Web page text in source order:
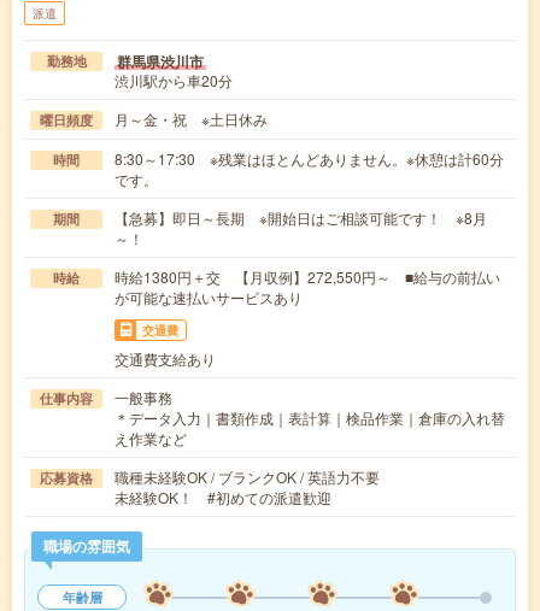
派遣
勤務地 群馬県渋川市
渋川駅から車20分
曜日頻度 月～金・祝 ※土日休み
時間
8:30～17:30 ※残業はほとんどありません。※休憩は計60分
です。
期間
【急募】即日～長期 ※開始日はご相談可能です！ ※8月
～！
時給
時給1380円＋交 【月収例】272,550円～ ■給与の前払い
が可能な速払いサービスあり
交通費
交通費支給あり
仕事内容
一般事務
＊データ入力｜書類作成｜表計算｜検品作業｜倉庫の入れ替
え作業など
応募資格
職種未経験OK / ブランクOK / 英語力不要
未経験OK！ #初めての派遣歓迎
職場の雰囲気
年齢層